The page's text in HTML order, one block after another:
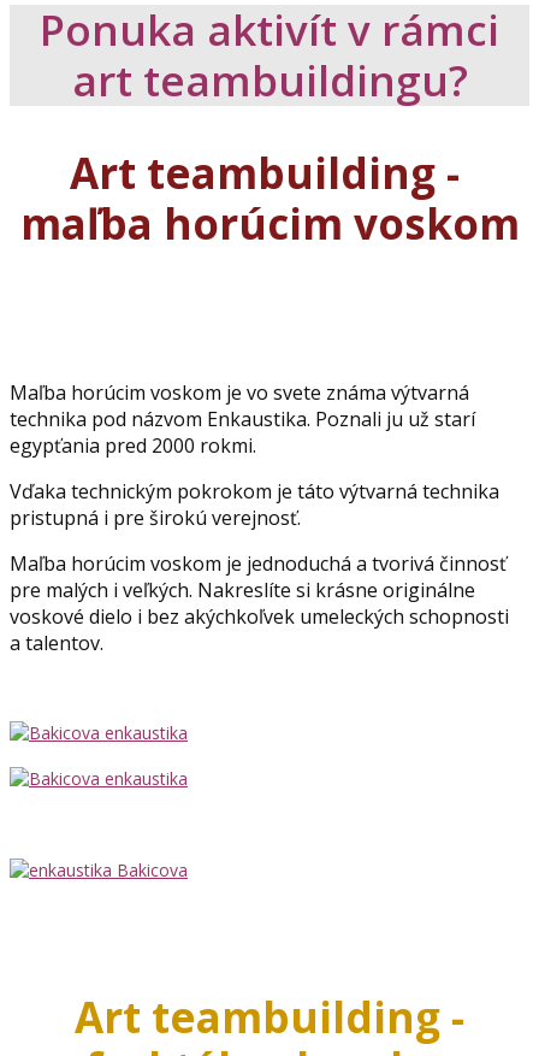
Ponuka aktivít v rámci
art teambuildingu?
Art teambuilding -
maľba horúcim voskom
Maľba horúcim voskom je vo svete známa výtvarná
technika pod názvom Enkaustika. Poznali ju už starí
egypťania pred 2000 rokmi.
Vďaka technickým pokrokom je táto výtvarná technika
pristupná i pre širokú verejnosť.
Maľba horúcim voskom je jednoduchá a tvorivá činnosť
pre malých i veľkých. Nakreslíte si krásne originálne
voskové dielo i bez akýchkoľvek umeleckých schopnosti
a talentov.
Art teambuilding -